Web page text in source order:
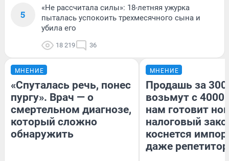
5
«Не рассчитала силы»: 18-летняя ужурка
пыталась успокоить трехмесячного сына и
убила его
18 219 36
МНЕНИЕ
«Спуталась речь, понес
пургу». Врач — о
смертельном диагнозе,
который сложно
обнаружить
МНЕНИЕ
Продашь за
возьмут с
нам готовит
налоговый
коснется
даже